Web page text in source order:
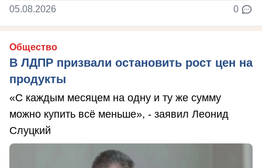
05.08.2026 0
Общество
В ЛДПР призвали остановить рост цен на
продукты
«С каждым месяцем на одну и ту же сумму
можно купить всё меньше», - заявил Леонид
Слуцкий